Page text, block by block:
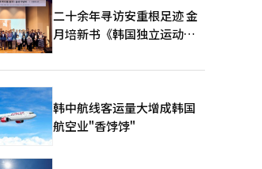
二十余年寻访安重根足迹 金
月培新书《韩国独立运动圣
版
韩中航线客运量大增成韩国
航空业"香饽饽"